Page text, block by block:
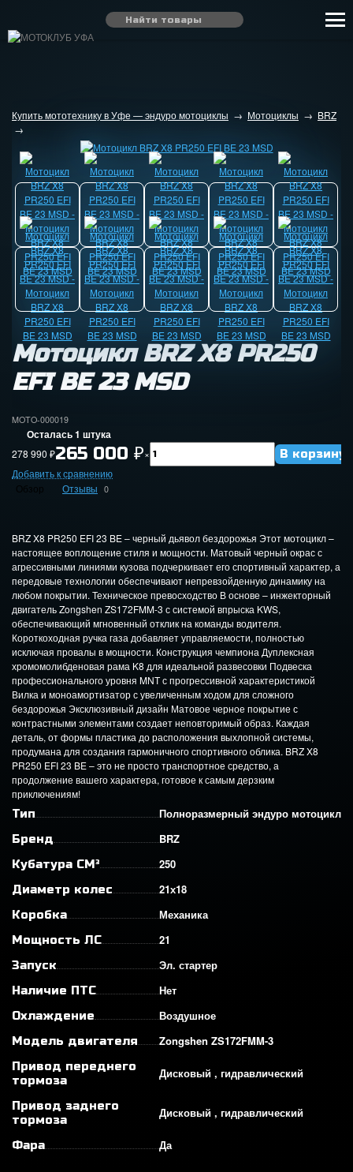
Купить мототехнику в Уфе — эндуро мотоциклы → Мотоциклы → BRZ
→
Мотоцикл BRZ X8 PR250
EFI BE 23 MSD
MOTO-000019
Осталась 1 штука
278 990 ₽265 000 ₽×
Добавить к сравнению
Обзор
Отзывы 0
BRZ X8 PR250 EFI 23 BE – черный дьявол бездорожья Этот мотоцикл –
настоящее воплощение стиля и мощности. Матовый черный окрас с
агрессивными линиями кузова подчеркивает его спортивный характер, а
передовые технологии обеспечивают непревзойденную динамику на
любом покрытии. Техническое превосходство В основе – инжекторный
двигатель Zongshen ZS172FMM-3 с системой впрыска KWS,
обеспечивающий мгновенный отклик на команды водителя.
Короткоходная ручка газа добавляет управляемости, полностью
исключая провалы в мощности. Конструкция чемпиона Дуплексная
хромомолибденовая рама K8 для идеальной развесовки Подвеска
профессионального уровня MNT с прогрессивной характеристикой
Вилка и моноамортизатор с увеличенным ходом для сложного
бездорожья Эксклюзивный дизайн Матовое черное покрытие с
контрастными элементами создает неповторимый образ. Каждая
деталь, от формы пластика до расположения выхлопной системы,
продумана для создания гармоничного спортивного облика. BRZ X8
PR250 EFI 23 BE – это не просто транспортное средство, а
продолжение вашего характера, готовое к самым дерзким
приключениям!
Тип Полноразмерный эндуро мотоцикл
Бренд BRZ
Кубатура СМ³ 250
Диаметр колес 21х18
Коробка Механика
Мощность ЛС 21
Запуск Эл. стартер
Наличие ПТС Нет
Охлаждение Воздушное
Модель двигателя Zongshen ZS172FMM-3
Привод переднего
тормоза
Дисковый , гидравлический
Привод заднего
тормоза
Дисковый , гидравлический
Фара Да